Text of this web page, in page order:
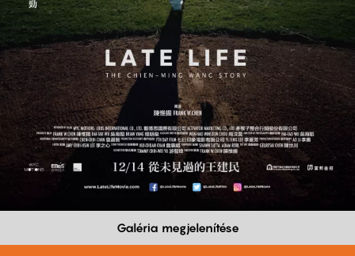
Galéria megjelenítése